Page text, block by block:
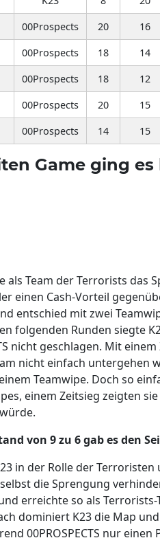
00Prospects 20 16
00Prospects 18 14
00Prospects 18 12
00Prospects 20 15
00Prospects 14 15
Game ging
als Team der Terrorists das
einen Cash-Vorteil
entschied mit zwei
folgenden Runden siegte
nicht geschlagen. Mit
nicht einfach
Teamwipe. Doch so
einem Zeitsieg zeigten
von 9 zu 6 gab es den
in der Rolle der
die Sprengung
erreichte so als
dominiert K23 die Map
00PROSPECTS nur